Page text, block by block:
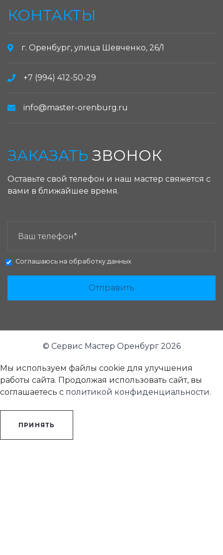
КОНТАКТЫ
г. Оренбург, улица Шевченко, 26/1
+7 (994) 412-50-29
info@master-orenburg.ru
ЗАКАЗАТЬ ЗВОНОК
Оставьте свой телефон и наш мастер свяжется с
вами в ближайшее время.
Соглашаюсь на обработку данных
Отправить
© Сервис Мастер Оренбург 2026
Мы используем файлы cookie для улучшения
работы сайта. Продолжая использовать сайт, вы
соглашаетесь с политикой конфиденциальности.
ПРИНЯТЬ